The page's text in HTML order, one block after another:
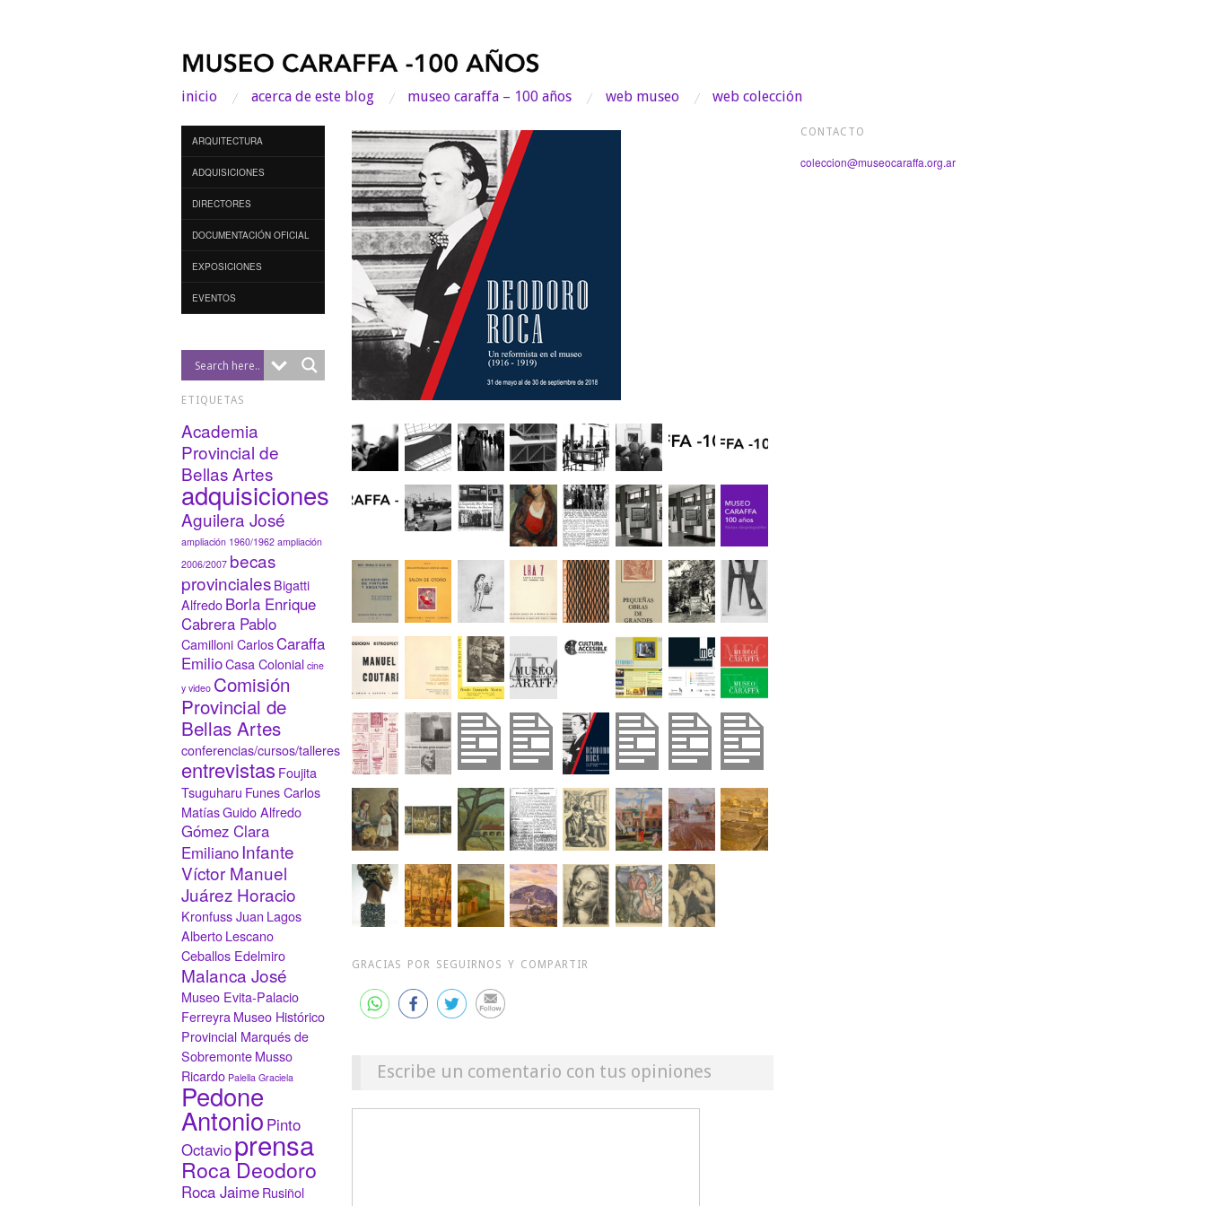
inicio acerca de este blog museo caraffa – 100 años web museo web colección
ARQUITECTURA
ADQUISICIONES
DIRECTORES
DOCUMENTACIÓN OFICIAL
EXPOSICIONES
EVENTOS
ETIQUETAS
Academia
Provincial de
Bellas Artes
adquisiciones
Aguilera José
ampliación 1960/1962 ampliación
2006/2007 becas
provincialesBigatti
AlfredoBorla Enrique
Cabrera Pablo
Camilloni CarlosCaraffa
EmilioCasa Colonial cine
y video Comisión
Provincial de
Bellas Artes
conferencias/cursos/talleres
entrevistas Foujita
Tsuguharu Funes Carlos
MatíasGuido Alfredo
Gómez Clara
EmilianoInfante
Víctor Manuel
Juárez Horacio
Kronfuss Juan Lagos
AlbertoLescano
Ceballos Edelmiro
Malanca José
Museo Evita-Palacio
FerreyraMuseo Histórico
Provincial Marqués de
SobremonteMusso
Ricardo Palella Graciela
Pedone
Antonio Pinto
Octavioprensa
Roca Deodoro
Roca JaimeRusiñol
GRACIAS POR SEGUIRNOS Y COMPARTIR
Escribe un comentario con tus opiniones
CONTACTO
coleccion@museocaraffa.org.ar